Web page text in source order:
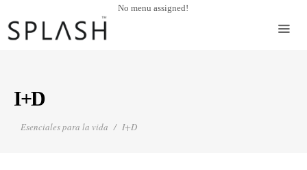
No menu assigned!
I+D
Esenciales para la vida I+D